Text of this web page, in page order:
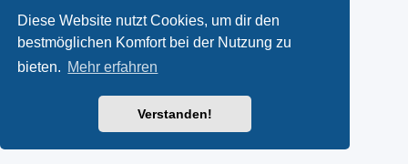
Diese Website nutzt Cookies, um dir den
bestmöglichen Komfort bei der Nutzung zu
bieten. Mehr erfahren
Verstanden!